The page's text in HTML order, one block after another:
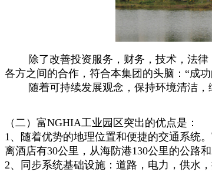
除了改善投资服务，财务，技术，法律
各方之间的合作，符合本集团的头脑：“成
随着可持续发展观念，保持环境清洁，绿
（二）富NGHIA工业园区突出的优点是：
1、随着优势的地理位置和便捷的交通系统
离酒店有30公里，从海防港130公里的公路
2、同步系统基础设施：道路，电力，供水